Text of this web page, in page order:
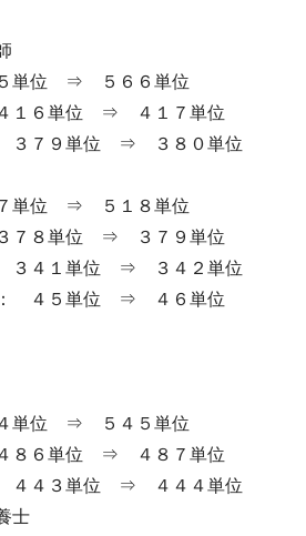
５単位 ⇒ ５６６単位
１６単位 ⇒ ４１７単位
３７９単位 ⇒ ３８０単位
７単位 ⇒ ５１８単位
７８単位 ⇒ ３７９単位
３４１単位 ⇒ ３４２単位
： ４５単位 ⇒ ４６単位
４単位 ⇒ ５４５単位
８６単位 ⇒ ４８７単位
４４３単位 ⇒ ４４４単位
士